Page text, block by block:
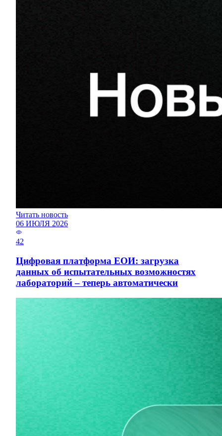
Читать новость
06 ИЮЛЯ 2026
42
Цифровая платформа ЕОИ: загрузка
данных об испытательных возможностях
лабораторий – теперь автоматически